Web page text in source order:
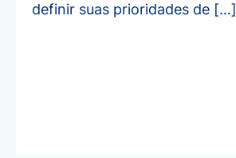
definir suas prioridades de […]